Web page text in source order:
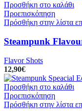
Προσθήκη στο καλάθι
Προεπισκόπηση
Πρόσθήκη στην λίστα
Steampunk
Flavor Shots
12,90€
Προσθήκη στο καλάθι
Προεπισκόπηση
Πρόσθήκη στην λίστα